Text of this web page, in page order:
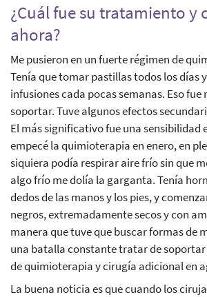
¿Cuál fue su tratamiento y
ahora?
Me pusieron en un fuerte régimen de
Tenía que tomar pastillas todos los días
infusiones cada pocas semanas. Eso fue
soportar. Tuve algunos efectos
El más significativo fue una sensibilidad
empecé la quimioterapia en enero, en
siquiera podía respirar aire frío sin que
algo frío me dolía la garganta. Tenía
dedos de las manos y los pies, y
negros, extremadamente secos y con
manera que tuve que buscar formas de
una batalla constante tratar de soportar
de quimioterapia y cirugía adicional en
La buena noticia es que cuando los